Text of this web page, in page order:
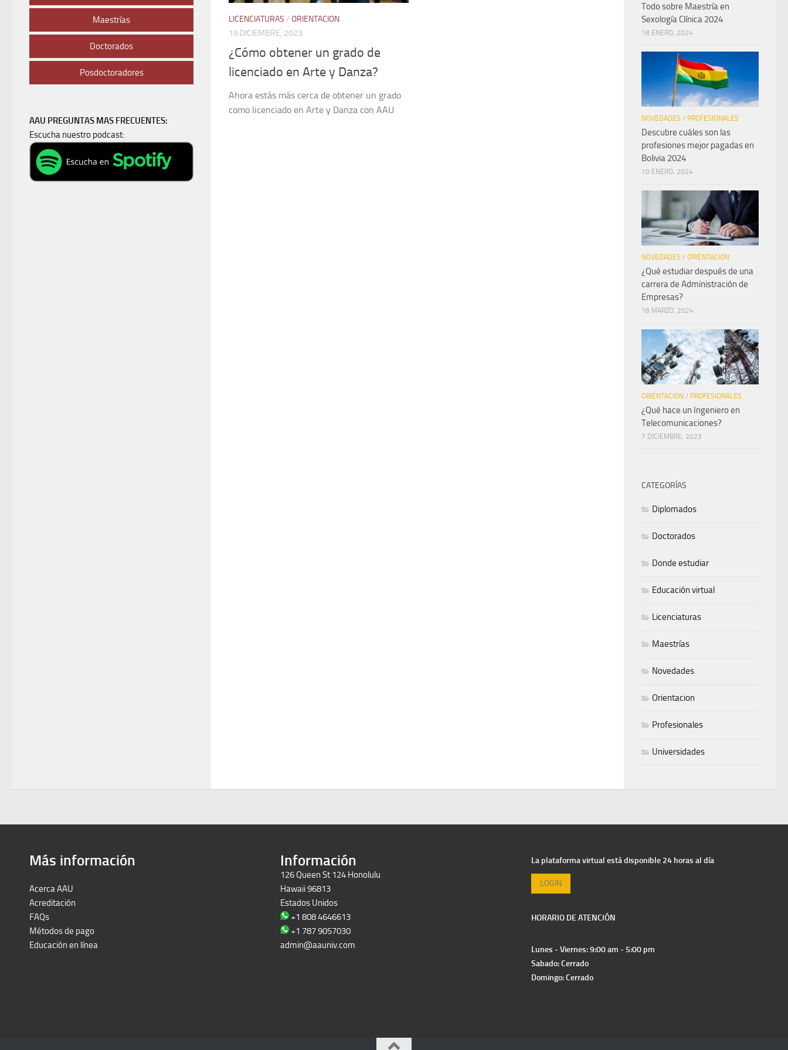
LICENCIATURAS / ORIENTACION
19 DICIEMBRE, 2023
¿Cómo obtener un grado de
licenciado en Arte y Danza?
Ahora estás más cerca de obtener un grado
como licenciado en Arte y Danza con AAU
Maestrías
Doctorados
Posdoctoradores
AAU PREGUNTAS MAS FRECUENTES:
Escucha nuestro podcast:
Todo sobre Maestría en
Sexología Clínica 2024
18 ENERO, 2024
NOVEDADES / PROFESIONALES
Descubre cuáles son las
profesiones mejor pagadas en
Bolivia 2024
10 ENERO, 2024
NOVEDADES / ORIENTACION
¿Qué estudiar después de una
carrera de Administración de
Empresas?
18 MARZO, 2024
ORIENTACION / PROFESIONALES
¿Qué hace un Ingeniero en
Telecomunicaciones?
7 DICIEMBRE, 2023
CATEGORÍAS
Diplomados
Doctorados
Donde estudiar
Educación virtual
Licenciaturas
Maestrías
Novedades
Orientacion
Profesionales
Universidades
Más información
Acerca AAU
Acreditación
FAQs
Métodos de pago
Educación en línea
Información
126 Queen St 124 Honolulu
Hawaii 96813
Estados Unidos
+1 808 4646613
+1 787 9057030
admin@aauniv.com
La plataforma virtual está disponible 24 horas al día
LOGIN
HORARIO DE ATENCIÓN
Lunes - Viernes: 9:00 am - 5:00 pm
Sabado: Cerrado
Domingo: Cerrado